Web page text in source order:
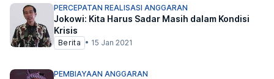
PERCEPATAN REALISASI ANGGARAN
Jokowi: Kita Harus Sadar Masih dalam Kondisi
Krisis
Berita • 15 Jan 2021
PEMBIAYAAN ANGGARAN